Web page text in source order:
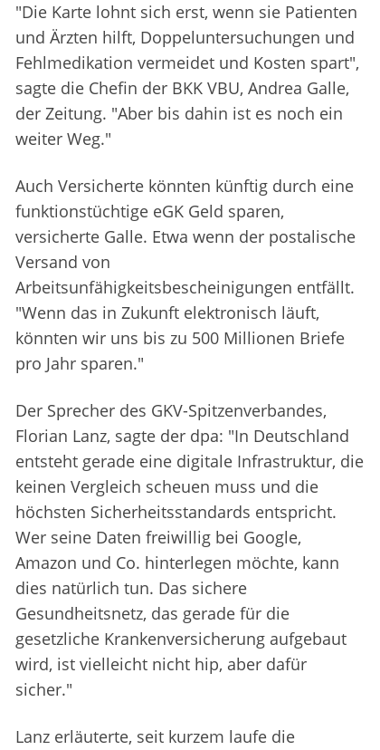
"Die Karte lohnt sich erst, wenn sie Patienten
und Ärzten hilft, Doppeluntersuchungen und
Fehlmedikation vermeidet und Kosten spart",
sagte die Chefin der BKK VBU, Andrea Galle,
der Zeitung. "Aber bis dahin ist es noch ein
weiter Weg."
Auch Versicherte könnten künftig durch eine
funktionstüchtige eGK Geld sparen,
versicherte Galle. Etwa wenn der postalische
Versand von
Arbeitsunfähigkeitsbescheinigungen entfällt.
"Wenn das in Zukunft elektronisch läuft,
könnten wir uns bis zu 500 Millionen Briefe
pro Jahr sparen."
Der Sprecher des GKV-Spitzenverbandes,
Florian Lanz, sagte der dpa: "In Deutschland
entsteht gerade eine digitale Infrastruktur, die
keinen Vergleich scheuen muss und die
höchsten Sicherheitsstandards entspricht.
Wer seine Daten freiwillig bei Google,
Amazon und Co. hinterlegen möchte, kann
dies natürlich tun. Das sichere
Gesundheitsnetz, das gerade für die
gesetzliche Krankenversicherung aufgebaut
wird, ist vielleicht nicht hip, aber dafür
sicher."
Lanz erläuterte, seit kurzem laufe die